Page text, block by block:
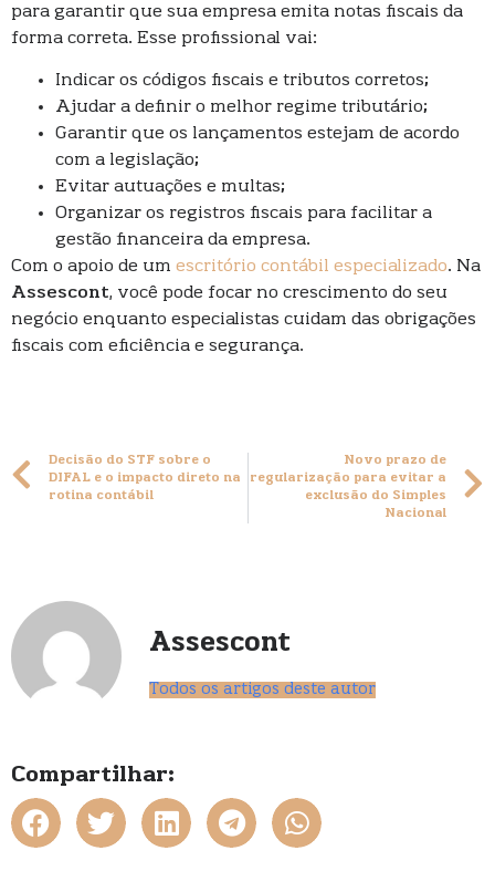
para garantir que sua empresa emita notas fiscais da
forma correta. Esse profissional vai:
Indicar os códigos fiscais e tributos corretos;
Ajudar a definir o melhor regime tributário;
Garantir que os lançamentos estejam de acordo
com a legislação;
Evitar autuações e multas;
Organizar os registros fiscais para facilitar a
gestão financeira da empresa.
Com o apoio de um escritório contábil especializado. Na
Assescont, você pode focar no crescimento do seu
negócio enquanto especialistas cuidam das obrigações
fiscais com eficiência e segurança.
Decisão do STF sobre o
DIFAL e o impacto direto na
rotina contábil
Novo prazo de
regularização para evitar a
exclusão do Simples
Nacional
Assescont
Todos os artigos deste autor
Compartilhar: